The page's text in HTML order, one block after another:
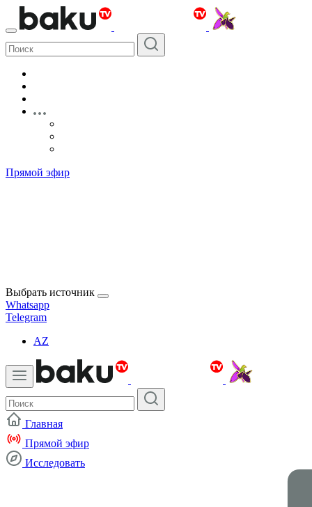
Прямой эфир
Выбрать источник
Whatsapp
Telegram
AZ
Главная
Прямой эфир
Исследовать